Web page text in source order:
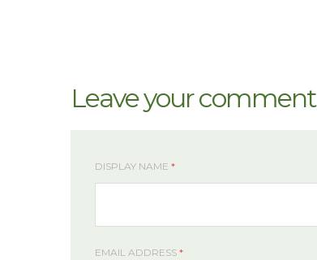
Leave your comment
DISPLAY NAME *
EMAIL ADDRESS *